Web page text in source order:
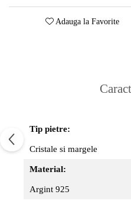
Adauga la Favorite
Tip pietre:
Cristale si margele
Material:
Argint 925